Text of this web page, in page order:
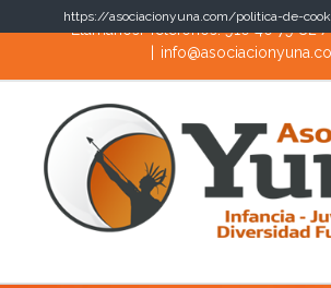
Llámanos! Teléfonos: 910 40 79 82
https://asociacionyuna.com/politica-de-